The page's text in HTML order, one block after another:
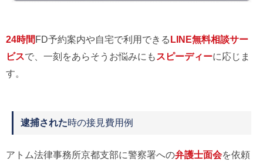
24時間FD予約案内や自宅で利用できるLINE無料相談サー
ビスで、一刻をあらそうお悩みにも スピーディーに応じま
す。
逮捕された時の接見費用例
アトム法律事務所京都支部に警察署への弁護士面会を依頼